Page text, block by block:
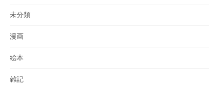
未分類
漫画
絵本
雑記